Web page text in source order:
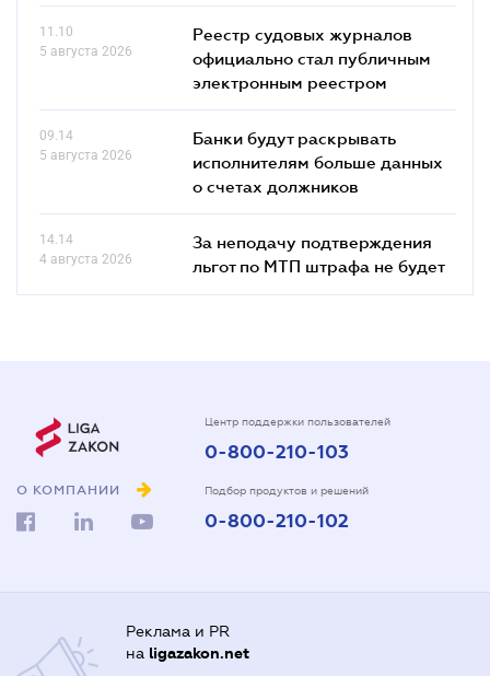
11.10
5 августа 2026
Реестр судовых журналов
официально стал публичным
электронным реестром
09.14
5 августа 2026
Банки будут раскрывать
исполнителям больше данных
о счетах должников
14.14
4 августа 2026
За неподачу подтверждения
льгот по МТП штрафа не будет
О КОМПАНИИ
Центр поддержки пользователей
0-800-210-103
Подбор продуктов и решений
0-800-210-102
Реклама и PR
на ligazakon.net